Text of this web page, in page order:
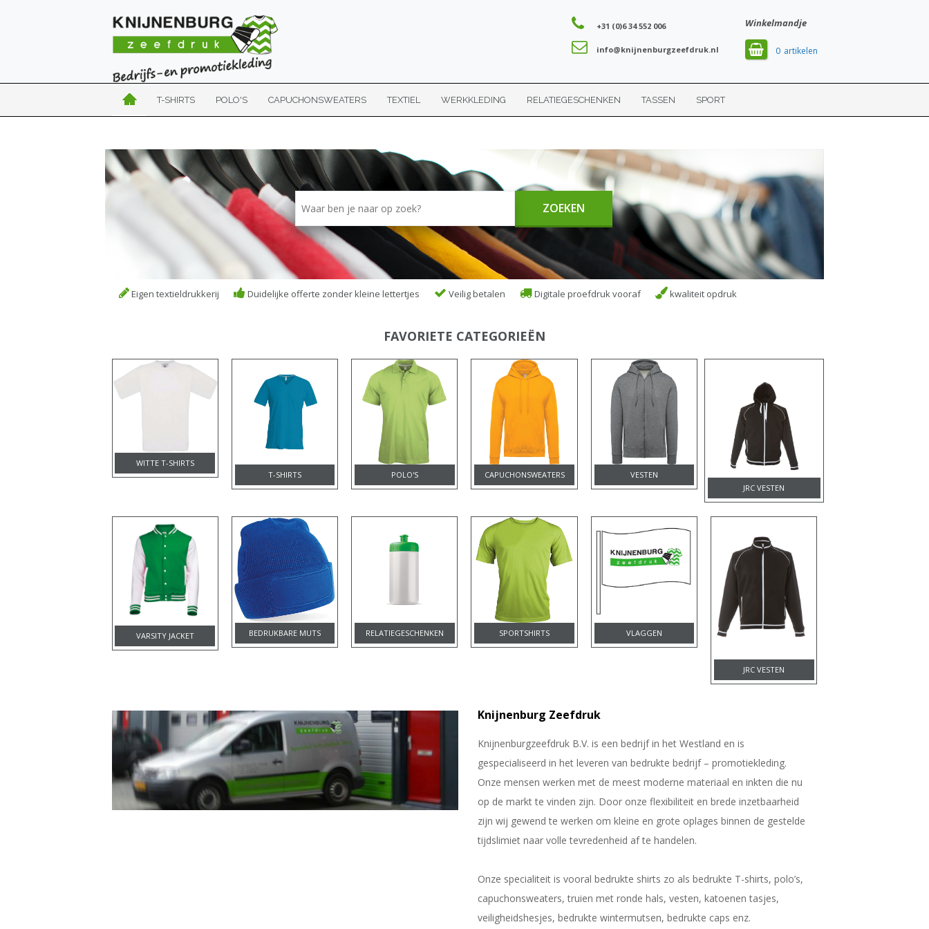
Winkelmandje
0
+31 (0)6 34 552 006
info@knijnenburgzeefdruk.nl
T-SHIRTS POLO'S CAPUCHONSWEATERS TEXTIEL WERKKLEDING RELATIEGESCHENKEN TASSEN SPORT
ZOEKEN
Eigen textieldrukkerij Duidelijke offerte zonder kleine lettertjes Veilig betalen Digitale proefdruk vooraf kwaliteit opdruk
FAVORIETE CATEGORIEËN
WITTE T-SHIRTS
T-SHIRTS
POLO'S CAPUCHONSWEATERS
VESTEN
JRC VESTEN
VARSITY JACKET BEDRUKBARE MUTS RELATIEGESCHENKEN SPORTSHIRTS VLAGGEN
JRC VESTEN
Knijnenburg Zeefdruk
Knijnenburgzeefdruk B.V. is een bedrijf in het Westland en is
gespecialiseerd in het leveren van bedrukte bedrijf – promotiekleding.
Onze mensen werken met de meest moderne materiaal en inkten die nu
op de markt te vinden zijn. Door onze flexibiliteit en brede inzetbaarheid
zijn wij gewend te werken om kleine en grote oplages binnen de gestelde
tijdslimiet naar volle tevredenheid af te handelen.
Onze specialiteit is vooral bedrukte shirts zo als bedrukte T-shirts, polo’s,
capuchonsweaters, truien met ronde hals, vesten, katoenen tasjes,
veiligheidshesjes, bedrukte wintermutsen, bedrukte caps enz.